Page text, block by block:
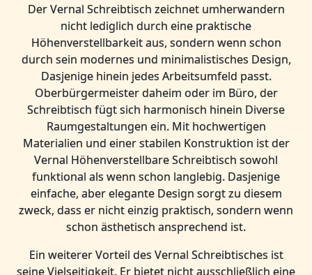
Der Vernal Schreibtisch zeichnet umherwandern
nicht lediglich durch eine praktische
Höhenverstellbarkeit aus, sondern wenn schon
durch sein modernes und minimalistisches Design,
Dasjenige hinein jedes Arbeitsumfeld passt.
Oberbürgermeister daheim oder im Büro, der
Schreibtisch fügt sich harmonisch hinein Diverse
Raumgestaltungen ein. Mit hochwertigen
Materialien und einer stabilen Konstruktion ist der
Vernal Höhenverstellbare Schreibtisch sowohl
funktional als wenn schon langlebig. Dasjenige
einfache, aber elegante Design sorgt zu diesem
zweck, dass er nicht einzig praktisch, sondern wenn
schon ästhetisch ansprechend ist.
Ein weiterer Vorteil des Vernal Schreibtisches ist
seine Vielseitigkeit. Er bietet nicht ausschließlich eine